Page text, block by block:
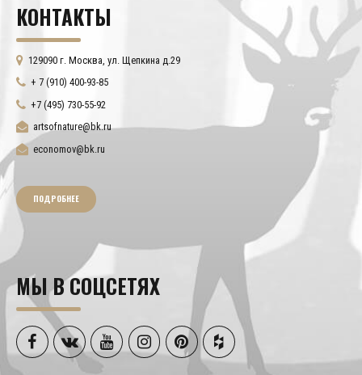
КОНТАКТЫ
129090 г. Москва, ул. Щепкина д.29
+ 7 (910) 400-93-85
+7 (495) 730-55-92
artsofnature@bk.ru
economov@bk.ru
ПОДРОБНЕЕ
МЫ В СОЦСЕТЯХ